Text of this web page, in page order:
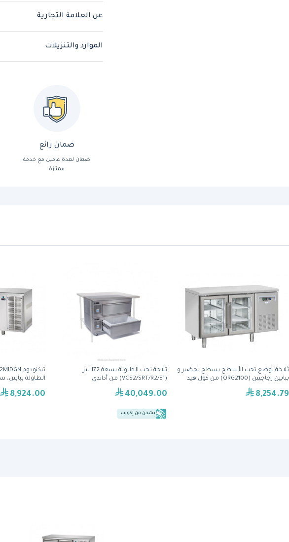
عن العلامة التجارية
الموارد والتنزيلات
ضمان رائع
ضمان لمدة عامين مع خدمة
ممتازة
إيطاليا من
8,924.00
ثلاجة تحت الطاولة بسعة 172 لتر
(VCS2/SRT/R2/E1) من أداندي
40,049.00
يشحن من إكويب
ثلاجة توضع تحت الأسطح بسطح تحضير و
ببابين زجاجيين (QRG2100) من كول هيد
8,254.79